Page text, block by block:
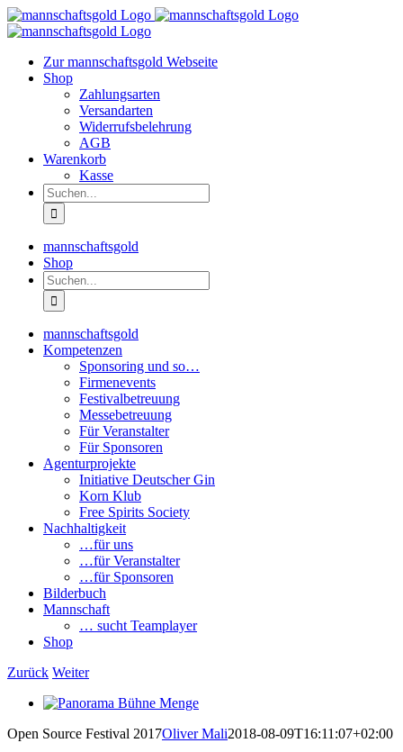
Zum
Inhalt
Zur mannschaftsgold Webseite
Shop
Zahlungsarten
Versandarten
Widerrufsbelehrung
AGB
Warenkorb
Kasse
Suche
nach:
mannschaftsgold
Shop
Suche
nach:
mannschaftsgold
Kompetenzen
Sponsoring und so…
Firmenevents
Festivalbetreuung
Messebetreuung
Für Veranstalter
Für Sponsoren
Agenturprojekte
Initiative Deutscher Gin
Korn Klub
Free Spirits Society
Nachhaltigkeit
…für uns
…für Veranstalter
…für Sponsoren
Bilderbuch
Mannschaft
… sucht Teamplayer
Shop
Zurück Weiter
View
Image
Open Source Festival 2017Oliver Mali2018-08-09T16:11:07+02:00